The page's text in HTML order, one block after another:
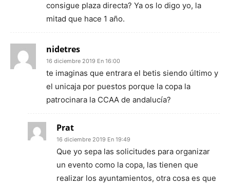
consigue plaza directa? Ya os lo digo yo, la
mitad que hace 1 año.
nidetres
16 diciembre 2019 En 16:00
te imaginas que entrara el betis siendo último y
el unicaja por puestos porque la copa la
patrocinara la CCAA de andalucía?
Prat
16 diciembre 2019 En 19:49
Que yo sepa las solicitudes para organizar
un evento como la copa, las tienen que
realizar los ayuntamientos, otra cosa es que